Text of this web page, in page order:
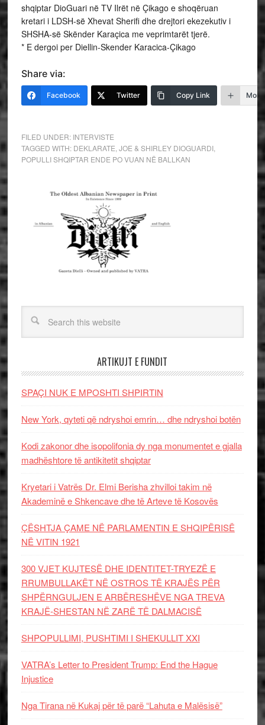
shqiptar DioGuari në TV Ilrët në Çikago e shoqëruan
kretari i LDSH-së Xhevat Sherifi dhe drejtori ekezekutiv i
SHSHA-së Skënder Karaçica me veprimtarët tjerë.
* E dergoi per Diellin-Skender Karacica-Çikago
Share via:
Facebook Twitter Copy Link More
FILED UNDER: INTERVISTE
TAGGED WITH: DEKLARATE JOE & SHIRLEY DIOGUARDI,
POPULLI SHQIPTAR ENDE PO VUAN NË BALLKAN
ARTIKUJT E FUNDIT
SPAÇI NUK E MPOSHTI SHPIRTIN
New York, qyteti që ndryshoi emrin… dhe ndryshoi botën
Kodi zakonor dhe isopolifonia dy nga monumentet e gjalla
madhështore të antikitetit shqiptar
Kryetari i Vatrës Dr. Elmi Berisha zhvilloi takim në
Akademinë e Shkencave dhe të Arteve të Kosovës
ÇËSHTJA ÇAME NË PARLAMENTIN E SHQIPËRISË
NË VITIN 1921
300 VJET KUJTESË DHE IDENTITET-TRYEZË E
RRUMBULLAKËT NË OSTROS TË KRAJËS PËR
SHPËRNGULJEN E ARBËRESHËVE NGA TREVA
KRAJË-SHESTAN NË ZARË TË DALMACISË
SHPOPULLIMI, PUSHTIMI I SHEKULLIT XXI
VATRA’s Letter to President Trump: End the Hague
Injustice
Nga Tirana në Kukaj për të parë “Lahuta e Malësisë”